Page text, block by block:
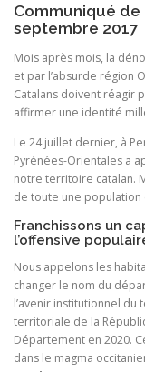
Communiqué de
septembre 2017
Mois après mois, la
et par l’absurde région
Catalans doivent réagir
affirmer une identité
Le 24 juillet dernier, à
Pyrénées-Orientales a
notre territoire catalan.
de toute une population
Franchissons un
l’offensive
Nous appelons les
changer le nom du
l’avenir institutionnel
territoriale de la
Département en 2020.
dans le magma